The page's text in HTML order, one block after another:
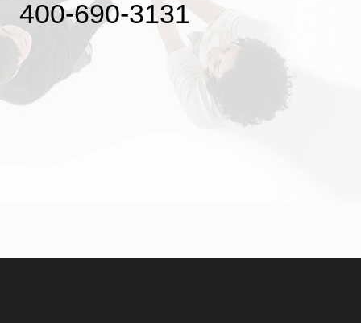
400-690-3131